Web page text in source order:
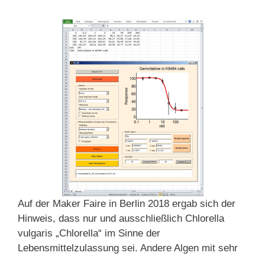
Auf der Maker Faire in Berlin 2018 ergab sich der
Hinweis, dass nur und ausschließlich Chlorella
vulgaris „Chlorella“ im Sinne der
Lebensmittelzulassung sei. Andere Algen mit sehr